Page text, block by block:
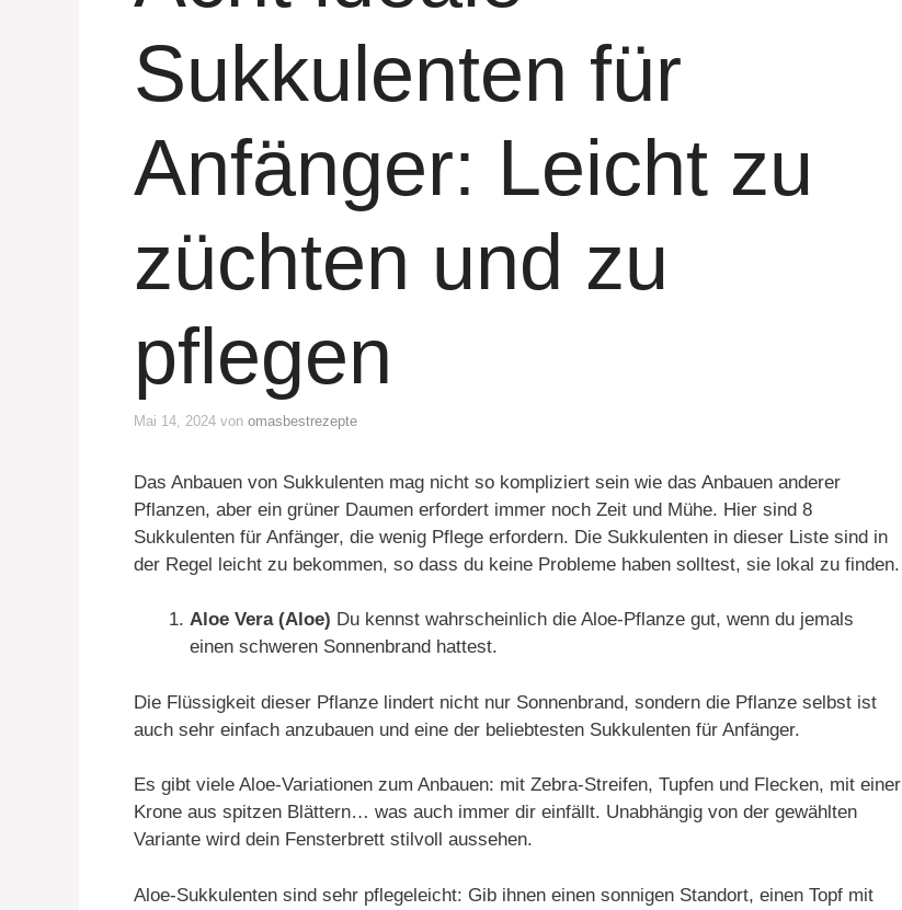
Sukkulenten für
Anfänger: Leicht zu
züchten und zu
pflegen
Mai 14, 2024 von omasbestrezepte
Das Anbauen von Sukkulenten mag nicht so kompliziert sein wie das Anbauen anderer
Pflanzen, aber ein grüner Daumen erfordert immer noch Zeit und Mühe. Hier sind 8
Sukkulenten für Anfänger, die wenig Pflege erfordern. Die Sukkulenten in dieser Liste sind in
der Regel leicht zu bekommen, so dass du keine Probleme haben solltest, sie lokal zu finden.
Aloe Vera (Aloe) Du kennst wahrscheinlich die Aloe-Pflanze gut, wenn du jemals
einen schweren Sonnenbrand hattest.
Die Flüssigkeit dieser Pflanze lindert nicht nur Sonnenbrand, sondern die Pflanze selbst ist
auch sehr einfach anzubauen und eine der beliebtesten Sukkulenten für Anfänger.
Es gibt viele Aloe-Variationen zum Anbauen: mit Zebra-Streifen, Tupfen und Flecken, mit einer
Krone aus spitzen Blättern… was auch immer dir einfällt. Unabhängig von der gewählten
Variante wird dein Fensterbrett stilvoll aussehen.
Aloe-Sukkulenten sind sehr pflegeleicht: Gib ihnen einen sonnigen Standort, einen Topf mit